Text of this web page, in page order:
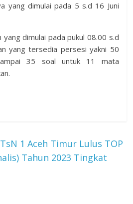
yang dimulai pada 5 s.d 16 Juni
dimulai pada pukul 08.00 s.d
yang tersedia persesi yakni 50
35 soal untuk 11 mata
1 Aceh Timur Lulus TOP
Tahun 2023 Tingkat